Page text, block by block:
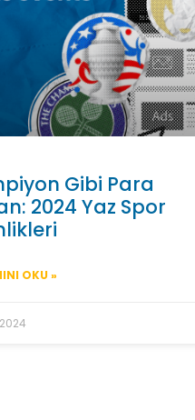
Gibi Para
2024 Yaz Spor
OKU »